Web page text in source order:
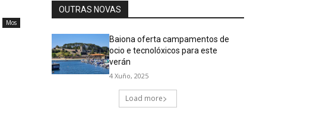
Mos
OUTRAS NOVAS
Baiona oferta campamentos de
ocio e tecnolóxicos para este
verán
4 Xuño, 2025
Load more